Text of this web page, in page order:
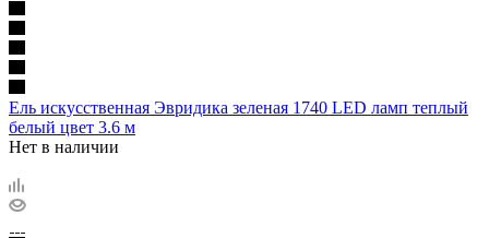
Ель искусственная Эвридика зеленая 1740 LED ламп теплый
белый цвет 3.6 м
Нет в наличии